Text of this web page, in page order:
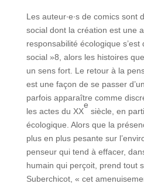
Les auteur∙e∙s de comics sont
social dont la création est une
responsabilité écologique
social »8, alors les histoires
un sens fort. Le retour à la
est une façon de se passer
parfois apparaître comme
les actes du XX
e
siècle, en
écologique. Alors que la
plus en plus pesante sur
penseur qui tend à effacer,
humain qui perçoit, prend tout
Suberchicot, « cet